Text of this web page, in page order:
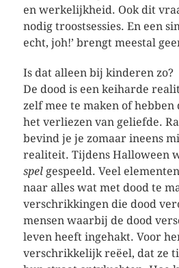
en werkelijkheid. Ook dit
nodig troostsessies. En een
echt, joh!’ brengt meestal
Is dat alleen bij kinderen zo?
De dood is een keiharde
zelf mee te maken of
het verliezen van geliefde.
bevind je je zomaar ineens
realiteit. Tijdens Halloween
spelgespeeld. Veel
naar alles wat met dood te
verschrikkingen die dood
mensen waarbij de dood
leven heeft ingehakt. Voor
verschrikkelijk reëel, dat ze